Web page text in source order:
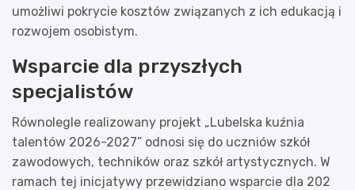
umożliwi pokrycie kosztów związanych z ich edukacją i
rozwojem osobistym.
Wsparcie dla przyszłych
specjalistów
Równolegle realizowany projekt „Lubelska kuźnia
talentów 2026-2027” odnosi się do uczniów szkół
zawodowych, techników oraz szkół artystycznych. W
ramach tej inicjatywy przewidziano wsparcie dla 202